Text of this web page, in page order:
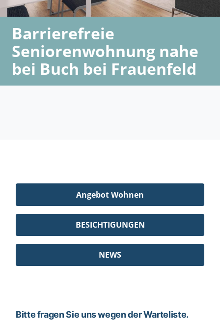
Barrierefreie
Seniorenwohnung nahe
bei Buch bei Frauenfeld
Angebot Wohnen
BESICHTIGUNGEN
NEWS
Bitte fragen Sie uns wegen der Warteliste.